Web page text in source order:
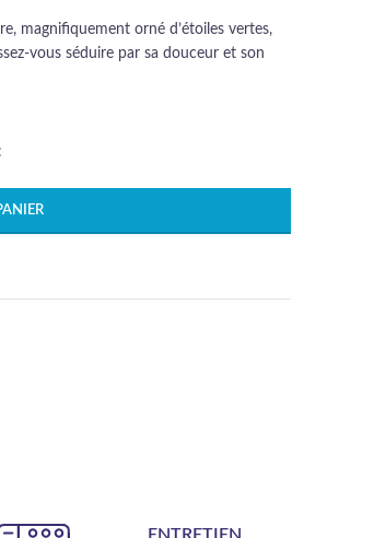
magnifiquement orné d’étoiles vertes,
vous séduire par sa douceur et son